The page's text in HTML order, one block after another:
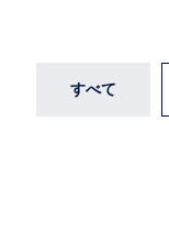
すべて